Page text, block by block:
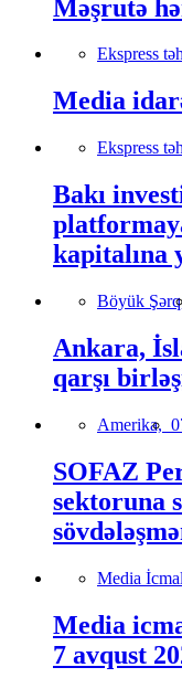
Məşrutə
Ekspress
Media
Ekspress
Bakı
kapitalına
Böyük
Ankara,
qarşı
Amerika,
SOFAZ
sektoruna
Media
Media
7 avqust